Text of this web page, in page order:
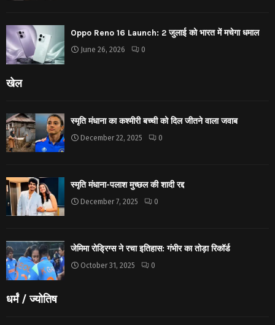
Oppo Reno 16 Launch: 2 जुलाई को भारत में मचेगा धमाल
June 26, 2026 0
खेल
स्मृति मंधाना का कश्मीरी बच्ची को दिल जीतने वाला जवाब
December 22, 2025 0
स्मृति मंधाना-पलाश मुच्छल की शादी रद्द
December 7, 2025 0
जेमिमा रोड्रिग्स ने रचा इतिहास: गंभीर का तोड़ा रिकॉर्ड
October 31, 2025 0
धर्मं / ज्योतिष